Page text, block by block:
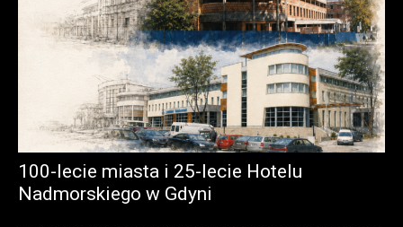
100-lecie miasta i 25-lecie Hotelu
Nadmorskiego w Gdyni